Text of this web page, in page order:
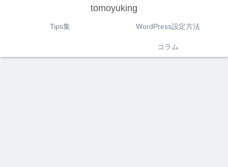
tomoyuking
Tips集 WordPress設定方法
コラム